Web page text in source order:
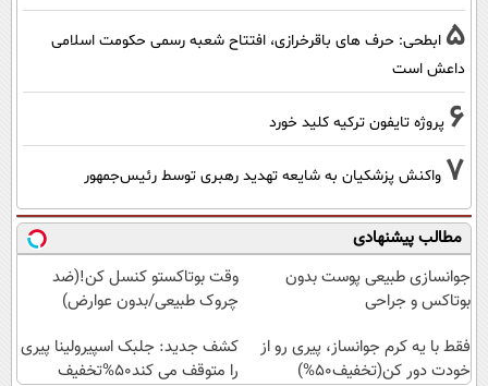
5 ابطحی: حرف های باقرخرازی، افتتاح شعبه رسمی حکومت اسلامی
داعش است
6 پروژه تایفون ترکیه کلید خورد
7 واکنش پزشکیان به شایعه تهدید رهبری توسط رئیس‌جمهور
مطالب پیشنهادی
جوانسازی طبیعی پوست بدون
بوتاکس و جراحی
وقت بوتاکستو کنسل کن!(ضد
چروک طبیعی/بدون عوارض)
فقط با یه کرم جوانساز، پیری رو از
خودت دور کن(تخفیف50%)
کشف جدید: جلبک اسپیرولینا پیری
را متوقف می کند50%تخفیف